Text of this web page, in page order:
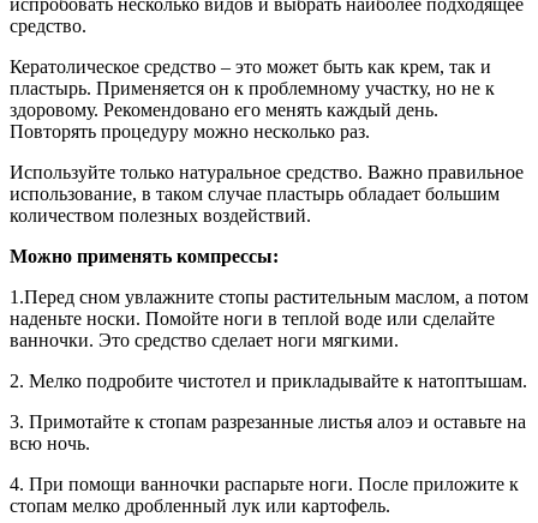
средство.
Кератолическое средство – это может быть как крем, так и
пластырь. Применяется он к проблемному участку, но не к
здоровому. Рекомендовано его менять каждый день.
Повторять процедуру можно несколько раз.
Используйте только натуральное средство. Важно правильное
использование, в таком случае пластырь обладает большим
количеством полезных воздействий.
Можно применять компрессы:
1.Перед сном увлажните стопы растительным маслом, а потом
наденьте носки. Помойте ноги в теплой воде или сделайте
ванночки. Это средство сделает ноги мягкими.
2. Мелко подробите чистотел и прикладывайте к натоптышам.
3. Примотайте к стопам разрезанные листья алоэ и оставьте на
всю ночь.
4. При помощи ванночки распарьте ноги. После приложите к
стопам мелко дробленный лук или картофель.